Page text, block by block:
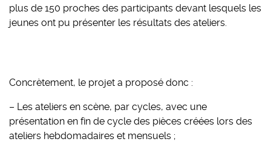
plus de 150 proches des participants devant lesquels les
jeunes ont pu présenter les résultats des ateliers.
Concrètement, le projet a proposé donc :
– Les ateliers en scène, par cycles, avec une
présentation en fin de cycle des pièces créées lors des
ateliers hebdomadaires et mensuels ;